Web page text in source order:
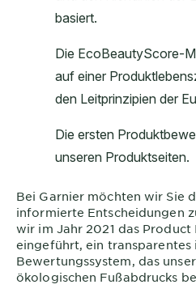
Bei Garnier möchten wir Sie
informierte Entscheidungen
wir im Jahr 2021 das
eingeführt, ein transparentes
Bewertungssystem, das
ökologischen Fußabdrucks